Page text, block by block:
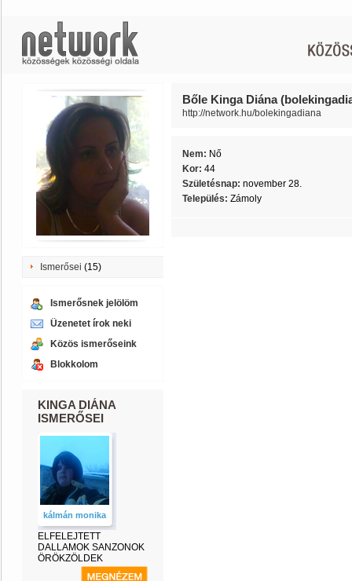
Ismerősei (15)
Ismerősnek jelölöm
Üzenetet írok neki
Közös ismerőseink
Blokkolom
KINGA DIÁNA
ISMERŐSEI
kálmán monika
ELFELEJTETT
DALLAMOK SANZONOK
ÖRÖKZÖLDEK
Bőle Kinga Diána
http://network.hu/bolekingadiana
Nem: Nő
Kor: 44
Születésnap: november 28.
Település: Zámoly